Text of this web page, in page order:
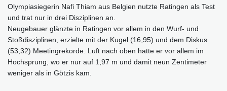
Olympiasiegerin Nafi Thiam aus Belgien nutzte Ratingen als Test
und trat nur in drei Disziplinen an.
Neugebauer glänzte in Ratingen vor allem in den Wurf- und
Stoßdisziplinen, erzielte mit der Kugel (16,95) und dem Diskus
(53,32) Meetingrekorde. Luft nach oben hatte er vor allem im
Hochsprung, wo er nur auf 1,97 m und damit neun Zentimeter
weniger als in Götzis kam.